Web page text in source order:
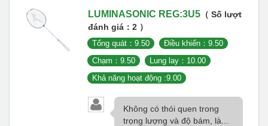
LUMINASONIC REG:3U5 （ Số lượt
đánh giá：2 ）
Tổng quát：9.50
Điều khiển：9.50
Chạm：9.50
Lung lay：10.00
Khả năng hoạt động :9.00
Không có thói quen trong
trọng lượng và độ bám, là...